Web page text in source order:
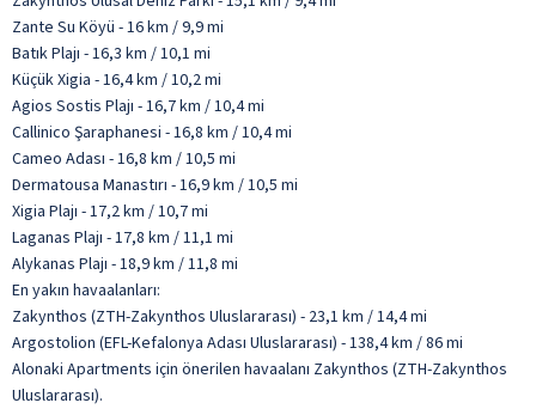
Zante Su Köyü - 16 km / 9,9 mi
Batık Plajı - 16,3 km / 10,1 mi
Küçük Xigia - 16,4 km / 10,2 mi
Agios Sostis Plajı - 16,7 km / 10,4 mi
Callinico Şaraphanesi - 16,8 km / 10,4 mi
Cameo Adası - 16,8 km / 10,5 mi
Dermatousa Manastırı - 16,9 km / 10,5 mi
Xigia Plajı - 17,2 km / 10,7 mi
Laganas Plajı - 17,8 km / 11,1 mi
Alykanas Plajı - 18,9 km / 11,8 mi
En yakın havaalanları:
Zakynthos (ZTH-Zakynthos Uluslararası) - 23,1 km / 14,4 mi
Argostolion (EFL-Kefalonya Adası Uluslararası) - 138,4 km / 86 mi
Alonaki Apartments için önerilen havaalanı Zakynthos (ZTH-Zakynthos
Uluslararası).